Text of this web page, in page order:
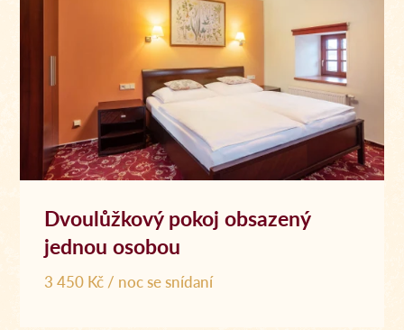
Dvoulůžkový pokoj obsazený
jednou osobou
3 450 Kč / noc se snídaní